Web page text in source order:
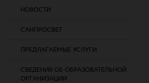
НОВОСТИ
САНПРОСВЕТ
ПРЕДЛАГАЕМЫЕ УСЛУГИ
СВЕДЕНИЯ ОБ ОБРАЗОВАТЕЛЬНОЙ
ОРГАНИЗАЦИИ